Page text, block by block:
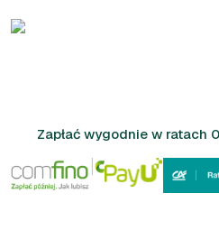
Zapłać wygodnie w ratach